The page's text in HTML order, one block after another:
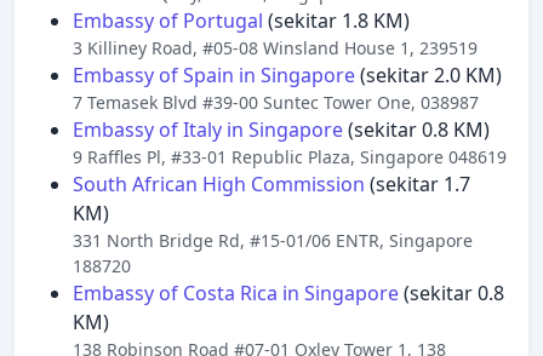
Embassy of Portugal (sekitar 1.8 KM)
3 Killiney Road, #05-08 Winsland House 1, 239519
Embassy of Spain in Singapore(sekitar 2.0 KM)
7 Temasek Blvd #39-00 Suntec Tower One, 038987
Embassy of Italy in Singapore(sekitar 0.8 KM)
9 Raffles Pl, #33-01 Republic Plaza, Singapore 048619
South African High Commission (sekitar 1.7
KM)
331 North Bridge Rd, #15-01/06 ENTR, Singapore
188720
Embassy of Costa Rica in Singapore(sekitar 0.8
KM)
138 Robinson Road #07-01 Oxley Tower 1, 138